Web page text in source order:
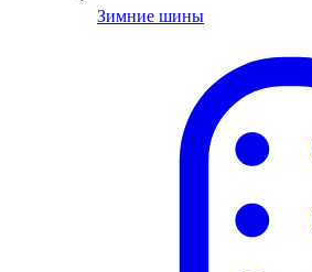
Зимние шины